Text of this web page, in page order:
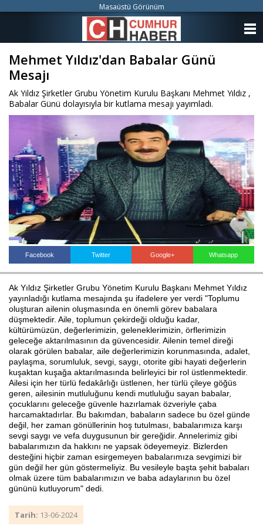
Mehmet Yıldız'dan Babalar Günü
Mesajı
Ak Yıldız Şirketler Grubu Yönetim Kurulu Başkanı Mehmet Yıldız ,
Babalar Günü dolayısıyla bir kutlama mesajı yayımladı.
Facebook Twitter Google+ Whatsapp
Ak Yıldız Şirketler Grubu Yönetim Kurulu Başkanı Mehmet Yıldız
yayınladığı kutlama mesajında şu ifadelere yer verdi "Toplumu
oluşturan ailenin oluşmasında en önemli görev babalara
düşmektedir. Aile, toplumun çekirdeği olduğu kadar,
kültürümüzün, değerlerimizin, geleneklerimizin, örflerimizin
geleceğe aktarılmasının da güvencesidir. Ailenin temel direği
olarak görülen babalar, aile değerlerimizin korunmasında, adalet,
paylaşma, sorumluluk, sevgi, saygı, otorite gibi hayati değerlerin
kuşaktan kuşağa aktarılmasında belirleyici bir rol üstlenmektedir.
Ailesi için her türlü fedakârlığı üstlenen, her türlü çileye göğüs
geren, ailesinin mutluluğunu kendi mutluluğu sayan babalar,
çocuklarını geleceğe güvenle hazırlamak özveriyle çaba
harcamaktadırlar. Bu bakımdan, babaların sadece bu özel günde
değil, her zaman gönüllerinin hoş tutulması, babalarımıza karşı
sevgi saygı ve vefa duygusunun bir gereğidir. Annelerimiz gibi
babalarımızın da hakkını ne yapsak ödeyemeyiz. Bizlerden
desteğini hiçbir zaman esirgemeyen babalarımıza sevgimizi bir
gün değil her gün göstermeliyiz. Bu vesileyle başta şehit babaları
olmak üzere tüm babalarımızın ve baba adaylarının bu özel
gününü kutluyorum" dedi.
Tarih: 13-06-2024
Masaüstü Görünüm
KATEGORİLER
ANKETLER
FOTO GALERİ
VİDEO GALERİ
KÜNYE
İLETİŞİM
Haberin Doğru Adresi.